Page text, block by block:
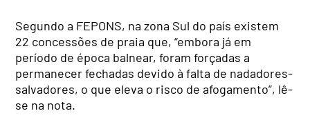
Segundo a FEPONS, na zona Sul do país existem
22 concessões de praia que, “embora já em
período de época balnear, foram forçadas a
permanecer fechadas devido à falta de nadadores-
salvadores, o que eleva o risco de afogamento”, lê-
se na nota.